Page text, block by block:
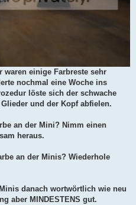
einige Farbreste sehr
nochmal eine Woche ins
löste sich der schwache
und der Kopf abfielen.
an der Mini? Nimm einen
heraus.
an der Minis? Wiederhole
danach wortwörtlich wie neu
aber MINDESTENS gut.